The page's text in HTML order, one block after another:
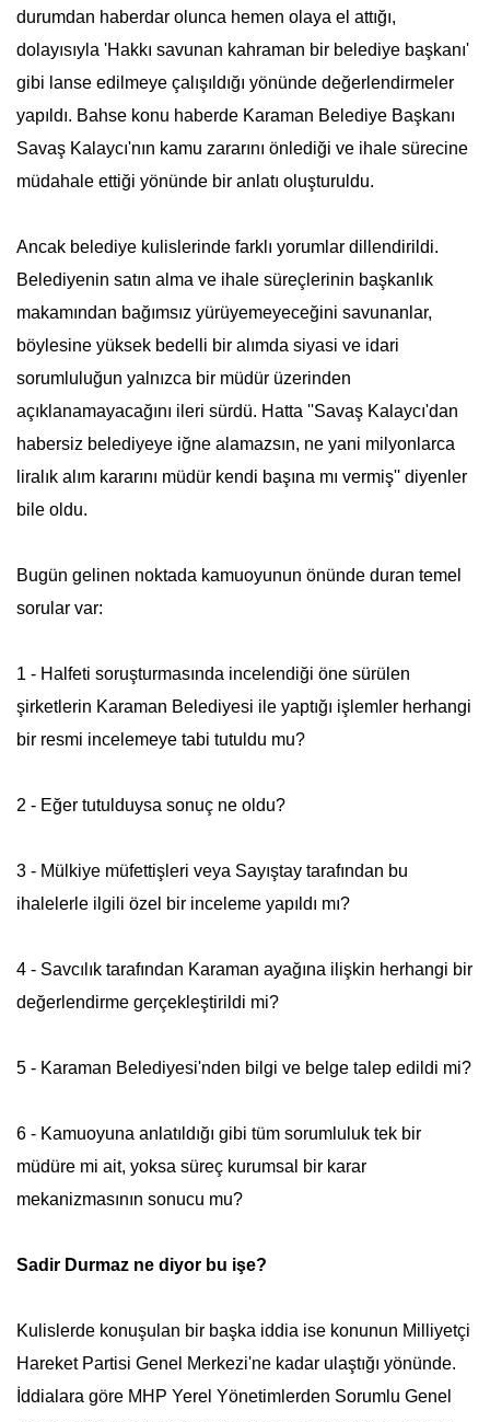
durumdan haberdar olunca hemen olaya el attığı,
dolayısıyla 'Hakkı savunan kahraman bir belediye başkanı'
gibi lanse edilmeye çalışıldığı yönünde değerlendirmeler
yapıldı. Bahse konu haberde Karaman Belediye Başkanı
Savaş Kalaycı'nın kamu zararını önlediği ve ihale sürecine
müdahale ettiği yönünde bir anlatı oluşturuldu.
Ancak belediye kulislerinde farklı yorumlar dillendirildi.
Belediyenin satın alma ve ihale süreçlerinin başkanlık
makamından bağımsız yürüyemeyeceğini savunanlar,
böylesine yüksek bedelli bir alımda siyasi ve idari
sorumluluğun yalnızca bir müdür üzerinden
açıklanamayacağını ileri sürdü. Hatta ''Savaş Kalaycı'dan
habersiz belediyeye iğne alamazsın, ne yani milyonlarca
liralık alım kararını müdür kendi başına mı vermiş'' diyenler
bile oldu.
Bugün gelinen noktada kamuoyunun önünde duran temel
sorular var:
1 - Halfeti soruşturmasında incelendiği öne sürülen
şirketlerin Karaman Belediyesi ile yaptığı işlemler herhangi
bir resmi incelemeye tabi tutuldu mu?
2 - Eğer tutulduysa sonuç ne oldu?
3 - Mülkiye müfettişleri veya Sayıştay tarafından bu
ihalelerle ilgili özel bir inceleme yapıldı mı?
4 - Savcılık tarafından Karaman ayağına ilişkin herhangi bir
değerlendirme gerçekleştirildi mi?
5 - Karaman Belediyesi'nden bilgi ve belge talep edildi mi?
6 - Kamuoyuna anlatıldığı gibi tüm sorumluluk tek bir
müdüre mi ait, yoksa süreç kurumsal bir karar
mekanizmasının sonucu mu?
Sadir Durmaz ne diyor bu işe?
Kulislerde konuşulan bir başka iddia ise konunun Milliyetçi
Hareket Partisi Genel Merkezi'ne kadar ulaştığı yönünde.
İddialara göre MHP Yerel Yönetimlerden Sorumlu Genel